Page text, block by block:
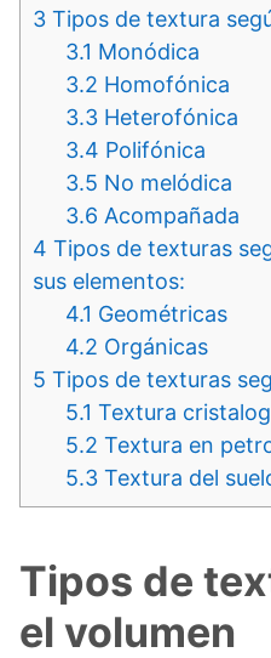
3 Tipos de textura
3.1 Monódica
3.2 Homofónica
3.3 Heterofónica
3.4 Polifónica
3.5 No melódica
3.6 Acompañada
4 Tipos de texturas
sus elementos:
4.1 Geométricas
4.2 Orgánicas
5 Tipos de texturas
5.1 Textura
5.2 Textura en
5.3 Textura del
Tipos de
el volumen